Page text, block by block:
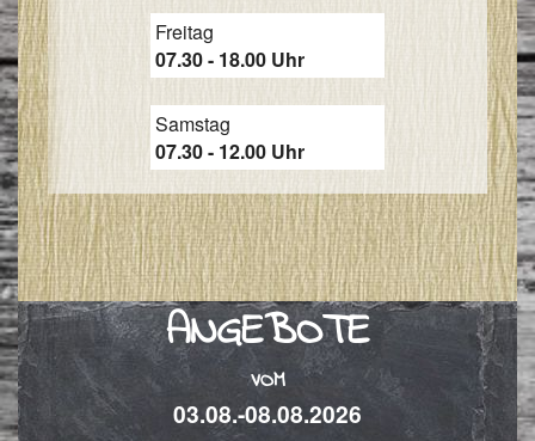
Freitag
07.30 - 18.00 Uhr
Samstag
07.30 - 12.00 Uhr
ANGEBOTE
VOM
03.08.-08.08.2026